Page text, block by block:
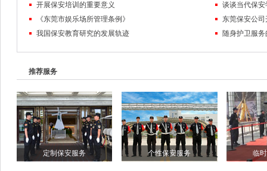
开展保安培训的重要意义
谈谈当代保
《东莞市娱乐场所管理条例》
东莞保安公
我国保安教育研究的发展轨迹
随身护卫服
推荐服务
定制保安服务 个性保安服务 临